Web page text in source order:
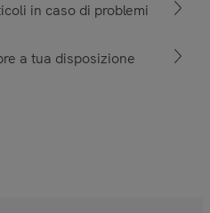
in caso di problemi
a tua disposizione